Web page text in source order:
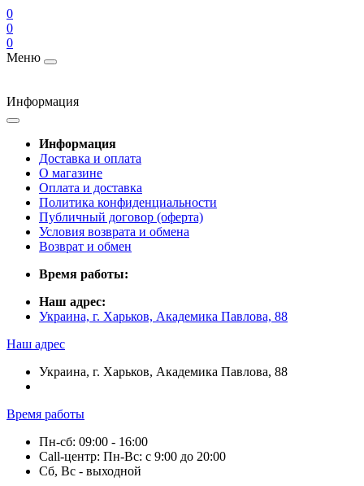
0
0
0
Меню
Информация
Информация
Доставка и оплата
О магазине
Оплата и доставка
Политика конфиденциальности
Публичный договор (оферта)
Условия возврата и обмена
Возврат и обмен
Время работы:
Наш адрес:
Украина, г. Харьков, Академика Павлова, 88
Наш адрес
Украина, г. Харьков, Академика Павлова, 88
Время работы
Пн-сб: 09:00 - 16:00
Call-центр: Пн-Вс: с 9:00 до 20:00
Сб, Вс - выходной